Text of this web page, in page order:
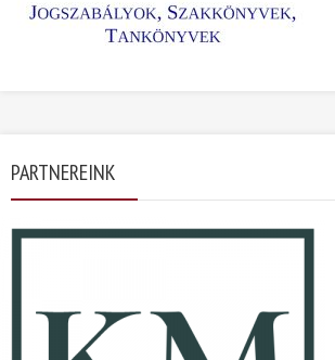
PARTNEREINK